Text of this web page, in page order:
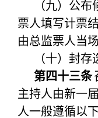
（九）公
票人填写计票
由总监票人当
（十）封存
第四十三条
主持人由新一
人一般遵循以下